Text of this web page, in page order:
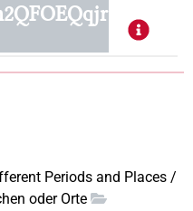
Periods and Places /
oder Orte